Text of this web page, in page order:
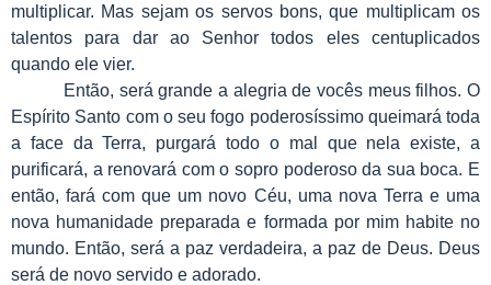
multiplicar. Mas sejam os servos bons, que multiplicam os
talentos para dar ao Senhor todos eles centuplicados
quando ele vier.
Então, será grande a alegria de vocês meus filhos. O
Espírito Santo com o seu fogo poderosíssimo queimará toda
a face da Terra, purgará todo o mal que nela existe, a
purificará, a renovará com o sopro poderoso da sua boca. E
então, fará com que um novo Céu, uma nova Terra e uma
nova humanidade preparada e formada por mim habite no
mundo. Então, será a paz verdadeira, a paz de Deus. Deus
será de novo servido e adorado.